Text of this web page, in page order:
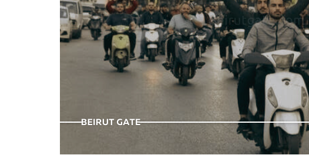
٤ آب
المرفأ من بوابة الحياة، الى بوابة الموت، ستّ
سنوات وما زال…